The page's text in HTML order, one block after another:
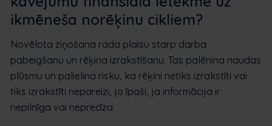
ikmēneša norēķinu cikliem?
Novēlota ziņošana rada plaisu starp darba
pabeigšanu un rēķina izrakstīšanu. Tas palēnina naudas
plūsmu un palielina risku, ka rēķini netiks izrakstīti vai
tiks izrakstīti nepareizi, jo īpaši, ja informācija ir
nepilnīga vai neprecīza.